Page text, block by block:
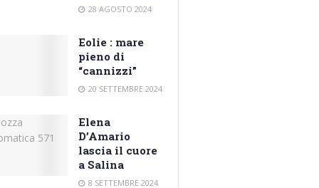
28 AGOSTO 2024
Eolie : mare
pieno di
“cannizzi”
20 SETTEMBRE 2024
Elena
D’Amario
lascia il cuore
a Salina
8 SETTEMBRE 2024